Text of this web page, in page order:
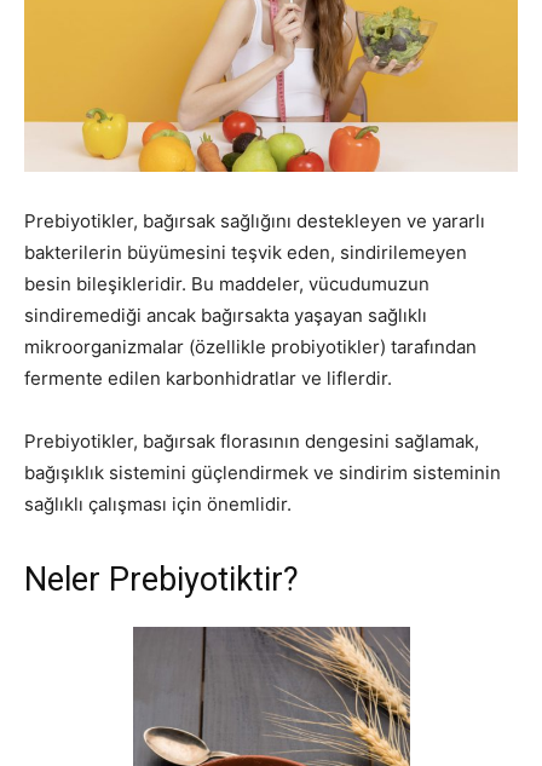
Prebiyotikler, bağırsak sağlığını destekleyen ve yararlı
bakterilerin büyümesini teşvik eden, sindirilemeyen
besin bileşikleridir. Bu maddeler, vücudumuzun
sindiremediği ancak bağırsakta yaşayan sağlıklı
mikroorganizmalar (özellikle probiyotikler) tarafından
fermente edilen karbonhidratlar ve liflerdir.
Prebiyotikler, bağırsak florasının dengesini sağlamak,
bağışıklık sistemini güçlendirmek ve sindirim sisteminin
sağlıklı çalışması için önemlidir.
Neler Prebiyotiktir?